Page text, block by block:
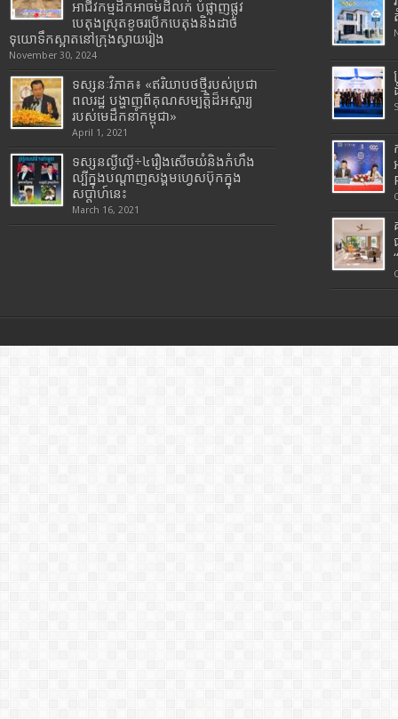
អាជីវកម្មដឹកអាចម៍ដីលក់ បំផ្លាញផ្លូវ
បេតុងស្រុតខូចរបើកបេតុងនិងដាច់
ទុយោទឹកស្អាតនៅក្រុងស្វាយរៀង
November 30, 2024
ទស្សនៈវិភាគ៖ «ឥរិយាបថថ្មីរបស់ប្រជា
ពលរដ្ឋ បង្ហាញពីគុណសម្បត្តិដ៏អស្ចារ្យ
របស់មេដឹកនាំកម្ពុជា»
April 1, 2021
ទស្សនល្ងីល្ងើ÷៤រឿងសើចយំនិងកំហឹង
ល្បីក្នុងបណ្តាញសង្គមហ្វេសប៊ុកក្នុង
សប្តាហ៍នេះ
March 16, 2021